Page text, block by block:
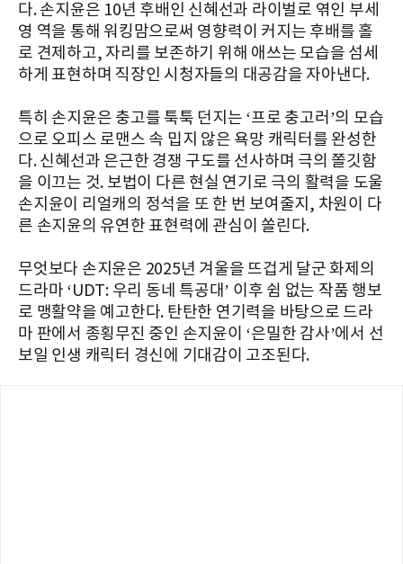
다. 손지윤은 10년 후배인 신혜선과 라이벌로 엮인 부세
영 역을 통해 워킹맘으로써 영향력이 커지는 후배를 홀
로 견제하고, 자리를 보존하기 위해 애쓰는 모습을 섬세
하게 표현하며 직장인 시청자들의 대공감을 자아낸다.
특히 손지윤은 충고를 툭툭 던지는 ‘프로 충고러’의 모습
으로 오피스 로맨스 속 밉지 않은 욕망 캐릭터를 완성한
다. 신혜선과 은근한 경쟁 구도를 선사하며 극의 쫄깃함
을 이끄는 것. 보법이 다른 현실 연기로 극의 활력을 도울
손지윤이 리얼캐의 정석을 또 한 번 보여줄지, 차원이 다
른 손지윤의 유연한 표현력에 관심이 쏠린다.
무엇보다 손지윤은 2025년 겨울을 뜨겁게 달군 화제의
드라마 ‘UDT: 우리 동네 특공대’ 이후 쉼 없는 작품 행보
로 맹활약을 예고한다. 탄탄한 연기력을 바탕으로 드라
마 판에서 종횡무진 중인 손지윤이 ‘은밀한 감사’에서 선
보일 인생 캐릭터 경신에 기대감이 고조된다.